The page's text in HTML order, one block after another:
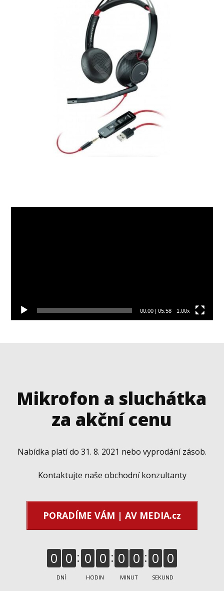
00:00| 05:58 1.00x
Mikrofon a sluchátka
za akční cenu
Nabídka platí do 31. 8. 2021 nebo vyprodání zásob.
Kontaktujte naše obchodní konzultanty
PORADÍME VÁM | AV MEDIA.cz
0 0
DNÍ
0 0
HODIN
0 0
MINUT
0 0
SEKUND